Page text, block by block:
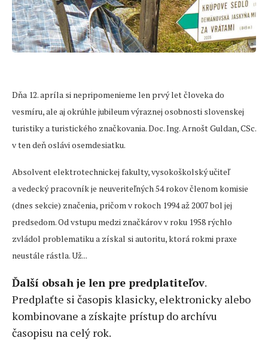
Dňa 12. apríla si nepripomenieme len prvý let človeka do
vesmíru, ale aj okrúhle jubileum výraznej osobnosti slovenskej
turistiky a turistického značkovania. Doc. Ing. Arnošt Guldan, CSc.
v ten deň oslávi osemdesiatku.
Absolvent elektrotechnickej fakulty, vysokoškolský učiteľ
a vedecký pracovník je neuveriteľných 54 rokov členom komisie
(dnes sekcie) značenia, pričom v rokoch 1994 až 2007 bol jej
predsedom. Od vstupu medzi značkárov v roku 1958 rýchlo
zvládol problematiku a získal si autoritu, ktorá rokmi praxe
neustále rástla. Už...
Ďalší obsah je len pre predplatiteľov.
Predplaťte si časopis klasicky, elektronicky alebo
kombinovane a získajte prístup do archívu
časopisu na celý rok.